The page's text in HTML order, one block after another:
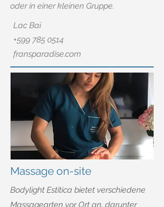
oder in einer kleinen Gruppe.
Lac Bai
+599 785 0514
fransparadise.com
Massage on-site
Bodylight Estitica bietet verschiedene
Massagearten vor Ort an, darunter